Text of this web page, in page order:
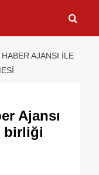
AJANSI ILE
Ajansı
birliği